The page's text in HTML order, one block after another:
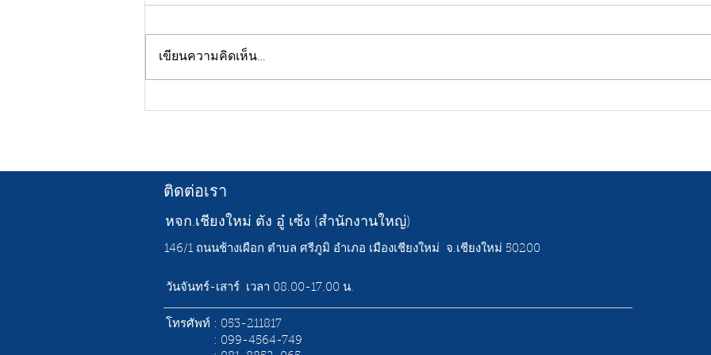
ร้านขายท่อ PVC ใกล้ฉัน เลือก
ร้านขายท่อ PVC เชียงใหม่
หาก
เขียนความคิดเห็น…
ติดต่อเรา
หจก.เชียงใหม่ ตัง อู๋ เซ้ง (สำนักงานใหญ่)
146/1 ถนนช้างเผือก ตำบล ศรีภูมิ อำเภอ เมืองเชียงใหม่ จ.เชียงใหม่ 50200
วันจันทร์-เสาร์ เวลา 08.00-17.00 น.
โทรศัพท์ : 053-211817
: 099-4564-749